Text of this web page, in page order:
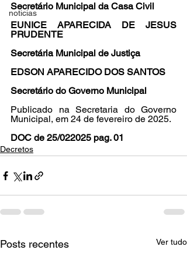
noticias
Secretário Municipal da Casa Civil
EUNICE APARECIDA DE JESUS
PRUDENTE
Secretária Municipal de Justiça
EDSON APARECIDO DOS SANTOS
Secretário do Governo Municipal
Publicado na Secretaria do Governo
Municipal, em 24 de fevereiro de 2025.
DOC de 25/022025 pag. 01
Decretos
Posts recentes Ver tudo